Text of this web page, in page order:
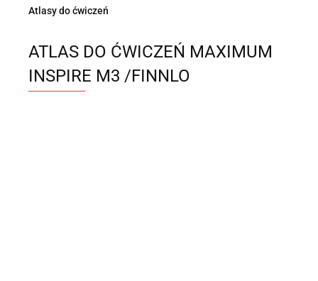
Atlasy do ćwiczeń
ATLAS DO ĆWICZEŃ MAXIMUM
INSPIRE M3 /FINNLO